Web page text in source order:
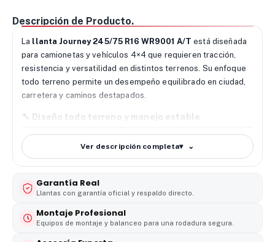
Descripción de Producto.
La llanta Journey 245/75 R16 WR9001 A/T está diseñada
para camionetas y vehículos 4×4 que requieren tracción,
resistencia y versatilidad en distintos terrenos. Su enfoque
todo terreno permite un desempeño equilibrado en ciudad,
carretera y caminos destapados.
🔧 Diseño todo terreno y manejo estable
LaJourney WR9001 A/Tincorpora bloques robustos y
banda de rodamiento optimizada para mejorar el agarre, la
estabilidad y el control en condiciones exigentes.
🌧️Agarre confiable en superficies variables
Gracias a su compuesto resistente, esta llanta Journey
245/75 R16ofrece buen desempeño en seco, mojado y
terreno destapado, aumentando la seguridad y confianza al
Ver descripción completa▾
Garantía Real
Llantas con garantía oficial y respaldo directo.
Montaje Profesional
Equipos de montaje y balanceo para una rodadura segura.